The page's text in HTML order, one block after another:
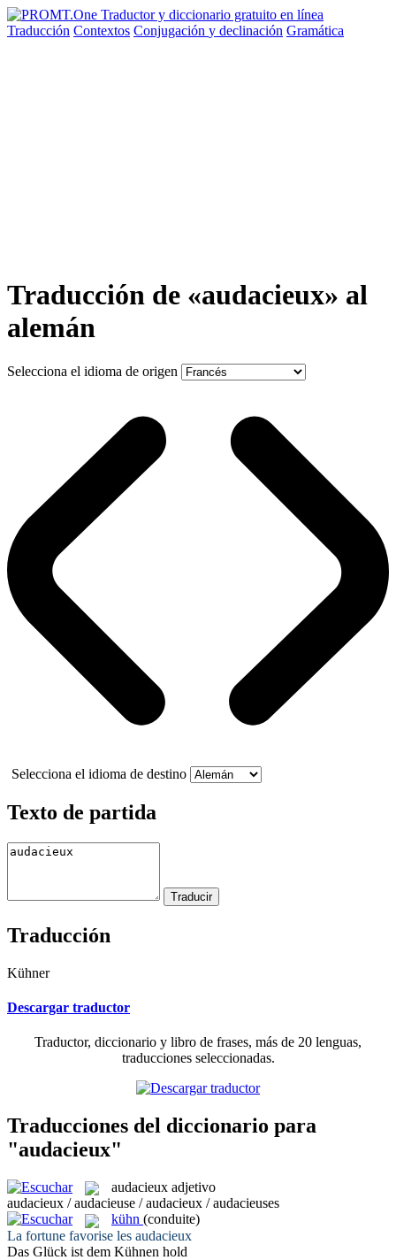
Traducción Contextos Conjugación y declinación Gramática
Traducción de «audacieux» al
alemán
Selecciona el idioma de origen
Selecciona el idioma de destino
Texto de partida
Traducción
Kühner
Descargar traductor
Traductor, diccionario y libro de frases, más de 20 lenguas,
traducciones seleccionadas.
Traducciones del diccionario para
"audacieux"
audacieux adjetivo
audacieux / audacieuse / audacieux / audacieuses
kühn (conduite)
La fortune favorise les audacieux
Das Glück ist dem Kühnen hold